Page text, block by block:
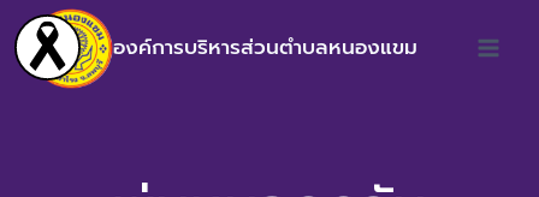
องค์การบริหารส่วนตำบลหนองแขม